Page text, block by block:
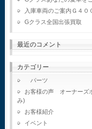
入庫車両のご案内Ｇ４０
Gクラス全国出張買取
最近のコメント
カテゴリー
パーツ
お客様の声 オーナーズ
み)
お客様紹介
イベント